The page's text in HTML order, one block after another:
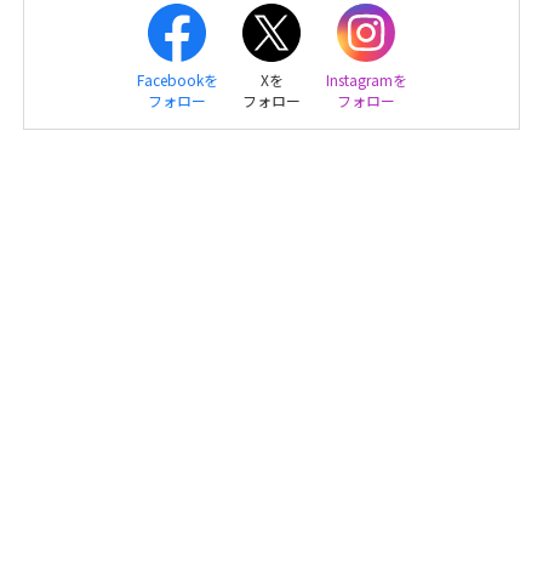
Facebookを
フォロー
Xを
フォロー
Instagramを
フォロー